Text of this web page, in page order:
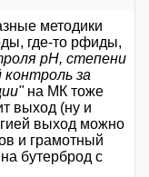
методики
где-то рфиды,
pH, степени
за
на МК тоже
выход (ну и
выход можно
и грамотный
бутерброд с